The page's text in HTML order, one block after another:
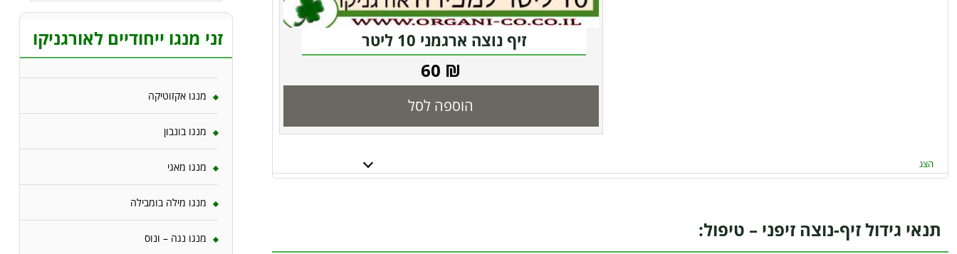
זיף נוצה ארגמני 10 ליטר
60 ₪
הוספה לסל
הצג
תנאי גידול זיף-נוצה זיפני – טיפול:
זני מנגו ייחודיים לאורגניקו
מנגו אקזוטיקה
מנגו בונבון
מנגו מאגי
מנגו מילה בומבילה
מנגו נגה – ונוס